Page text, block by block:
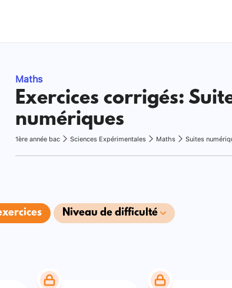
Maths
Exercices corrigés:
numériques
1ère année bac Sciences Expérimentales Maths Suites
Niveau de difficulté